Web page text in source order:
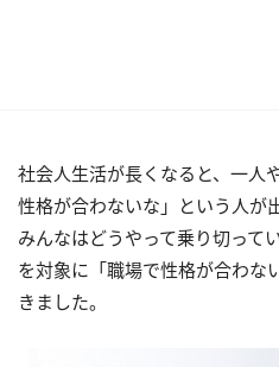
社会人生活が長くなると、一人
性格が合わないな」という人が
みんなはどうやって乗り切って
を対象に「職場で性格が合わな
きました。